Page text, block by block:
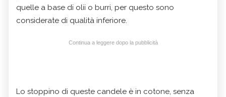
quelle a base di olii o burri, per questo sono
considerate di qualità inferiore.
Continua a leggere dopo la pubblicità
Lo stoppino di queste candele è in cotone, senza